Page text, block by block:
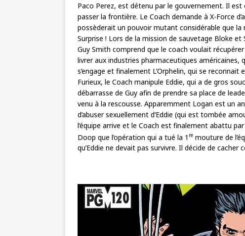
Paco Perez, est détenu par le gouvernement. Il
passer la frontière. Le Coach demande à X-Force
possèderait un pouvoir mutant considérable que
Surprise ! Lors de la mission de sauvetage Bloke
Guy Smith comprend que le coach voulait
livrer aux industries pharmaceutiques américaines,
s’engage et finalement L’Orphelin, qui se
Furieux, le Coach manipule Eddie, qui a de gros
débarrasse de Guy afin de prendre sa place de
venu à la rescousse. Apparemment Logan est un
d’abuser sexuellement d’Eddie (qui est tombée
l’équipe arrive et le Coach est finalement abattu
Doop que l’opération qui a tué la 1 re mouture de
qu’Eddie ne devait pas survivre. Il décide de